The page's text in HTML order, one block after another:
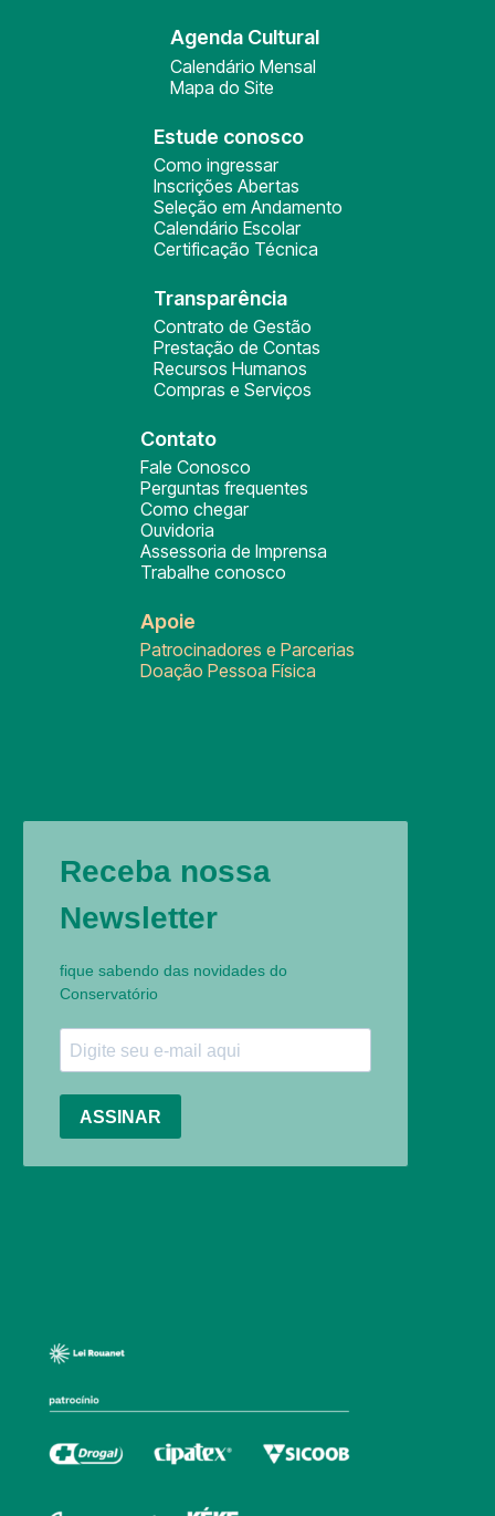
Agenda Cultural
Calendário Mensal
Mapa do Site
Estude conosco
Como ingressar
Inscrições Abertas
Seleção em Andamento
Calendário Escolar
Certificação Técnica
Transparência
Contrato de Gestão
Prestação de Contas
Recursos Humanos
Compras e Serviços
Contato
Fale Conosco
Perguntas frequentes
Como chegar
Ouvidoria
Assessoria de Imprensa
Trabalhe conosco
Apoie
Patrocinadores e Parcerias
Doação Pessoa Física